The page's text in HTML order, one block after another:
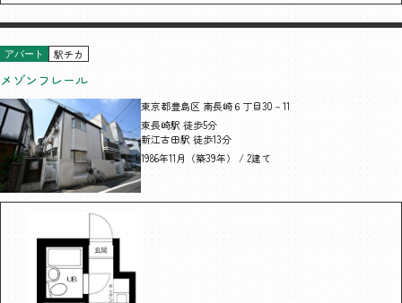
アパート 駅チカ
メゾンフレール
東京都豊島区 南長崎６丁目30－11
東長崎駅 徒歩5分
新江古田駅 徒歩13分
1986年11月（築39年） / 2建て